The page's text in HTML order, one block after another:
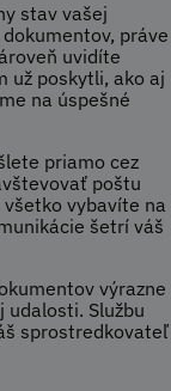
stav vašej
práve
uvidíte
už poskytli, ako aj
na úspešné
priamo cez
poštu
vybavíte na
šetrí váš
výrazne
udalosti. Službu
sprostredkovateľ